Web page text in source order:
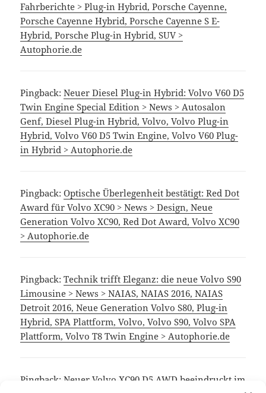
Fahrberichte > Plug-in Hybrid, Porsche Cayenne,
Porsche Cayenne Hybrid, Porsche Cayenne S E-
Hybrid, Porsche Plug-in Hybrid, SUV >
Autophorie.de
Pingback:Neuer Diesel Plug-in Hybrid: Volvo V60 D5
Twin Engine Special Edition > News > Autosalon
Genf, Diesel Plug-in Hybrid, Volvo, Volvo Plug-in
Hybrid, Volvo V60 D5 Twin Engine, Volvo V60 Plug-
in Hybrid > Autophorie.de
Pingback:Optische Überlegenheit bestätigt: Red Dot
Award für Volvo XC90 > News > Design, Neue
Generation Volvo XC90, Red Dot Award, Volvo XC90
> Autophorie.de
Pingback:Technik trifft Eleganz: die neue Volvo S90
Limousine > News > NAIAS, NAIAS 2016, NAIAS
Detroit 2016, Neue Generation Volvo S80, Plug-in
Hybrid, SPA Plattform, Volvo, Volvo S90, Volvo SPA
Plattform, Volvo T8 Twin Engine > Autophorie.de
Pingback:Neuer Volvo XC90 D5 AWD beeindruckt im